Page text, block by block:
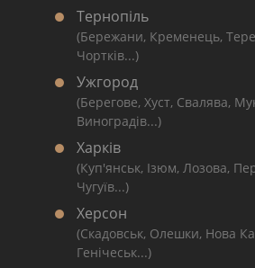
Тернопіль
(Бережани, Кременець,
Чортків...)
Ужгород
(Берегове, Хуст, Свалява,
Виноградів...)
Харків
(Куп'янськ, Ізюм, Лозова,
Чугуїв...)
Херсон
(Скадовськ, Олешки, Нова
Генічеськ...)